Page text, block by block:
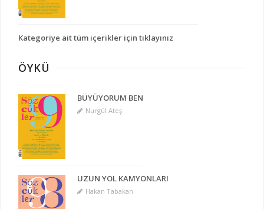
Kategoriye ait tüm içerikler için tıklayınız
ÖYKÜ
BÜYÜYORUM BEN
Nurgül Ateş
UZUN YOL KAMYONLARI
Hakan Tabakan